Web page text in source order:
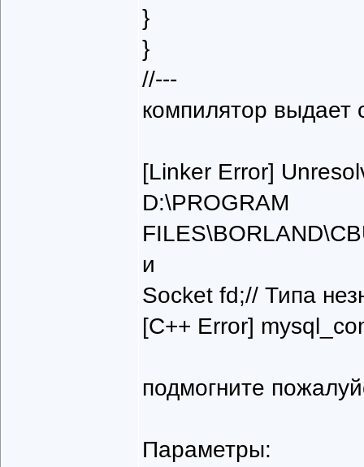
}
}
//---
компилятор
[Linker Error]
D:\PROGRAM
и
Socket fd;// Типа
[C++ Error]
подмогните
Параметры: